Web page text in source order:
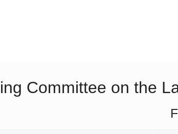
Committee on the